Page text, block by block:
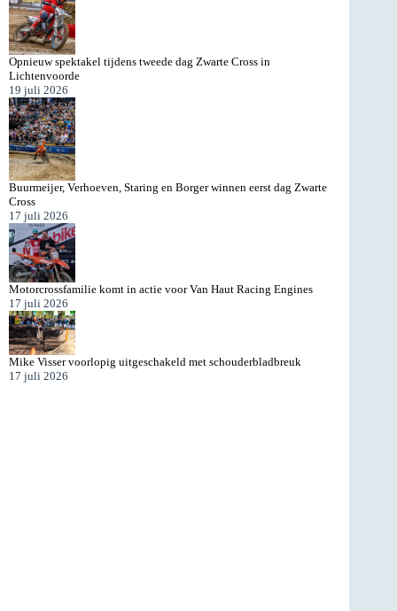
Opnieuw spektakel tijdens tweede dag Zwarte Cross in
Lichtenvoorde
19 juli 2026
Buurmeijer, Verhoeven, Staring en Borger winnen eerst dag Zwarte
Cross
17 juli 2026
Motorcrossfamilie komt in actie voor Van Haut Racing Engines
17 juli 2026
Mike Visser voorlopig uitgeschakeld met schouderbladbreuk
17 juli 2026